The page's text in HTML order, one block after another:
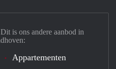
is ons andere aanbod in
Appartementen